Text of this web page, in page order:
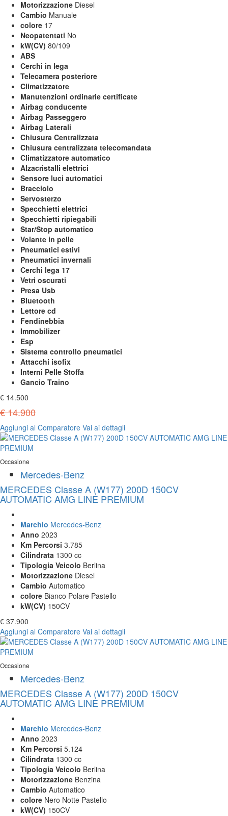
Motorizzazione Diesel
Cambio Manuale
colore 17
Neopatentati No
kW(CV) 80/109
ABS
Cerchi in lega
Telecamera posteriore
Climatizzatore
Manutenzioni ordinarie certificate
Airbag conducente
Airbag Passeggero
Airbag Laterali
Chiusura Centralizzata
Chiusura centralizzata telecomandata
Climatizzatore automatico
Alzacristalli elettrici
Sensore luci automatici
Bracciolo
Servosterzo
Specchietti elettrici
Specchietti ripiegabili
Star/Stop automatico
Volante in pelle
Pneumatici estivi
Pneumatici invernali
Cerchi lega 17
Vetri oscurati
Presa Usb
Bluetooth
Lettore cd
Fendinebbia
Immobilizer
Esp
Sistema controllo pneumatici
Attacchi isofix
Interni Pelle Stoffa
Gancio Traino
€ 14.500
€ 14.900
Aggiungi al Comparatore Vai ai dettagli
Occasione
Mercedes-Benz
MERCEDES Classe A (W177) 200D 150CV
AUTOMATIC AMG LINE PREMIUM
Marchio Mercedes-Benz
Anno 2023
Km Percorsi 3.785
Cilindrata 1300 cc
Tipologia Veicolo Berlina
Motorizzazione Diesel
Cambio Automatico
colore Bianco Polare Pastello
kW(CV) 150CV
€ 37.900
Aggiungi al Comparatore Vai ai dettagli
Occasione
Mercedes-Benz
MERCEDES Classe A (W177) 200D 150CV
AUTOMATIC AMG LINE PREMIUM
Marchio Mercedes-Benz
Anno 2023
Km Percorsi 5.124
Cilindrata 1300 cc
Tipologia Veicolo Berlina
Motorizzazione Benzina
Cambio Automatico
colore Nero Notte Pastello
kW(CV) 150CV